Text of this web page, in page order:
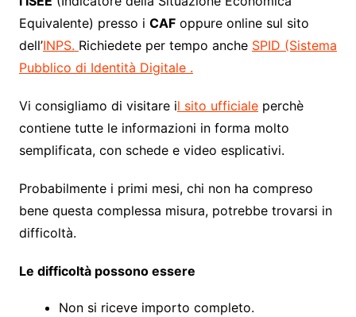
Equivalente) presso i CAFoppure online sul sito
dell’INPS. Richiedete per tempo anche SPID (Sistema
Pubblico di Identità Digitale .
Vi consigliamo di visitare il sito ufficialeperchè
contiene tutte le informazioni in forma molto
semplificata, con schede e video esplicativi.
Probabilmente i primi mesi, chi non ha compreso
bene questa complessa misura, potrebbe trovarsi in
difficoltà.
Le difficoltà possono essere
Non si riceve importo completo.